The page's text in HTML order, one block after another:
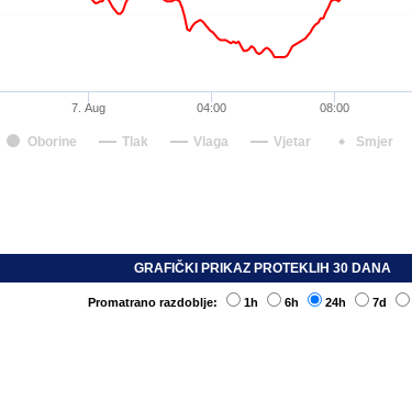
Oborine Tlak Vlaga Vjetar Smjer
7. Aug 04:00 08:00
GRAFIČKI PRIKAZ PROTEKLIH 30 DANA
Promatrano razdoblje: 1h 6h 24h 7d